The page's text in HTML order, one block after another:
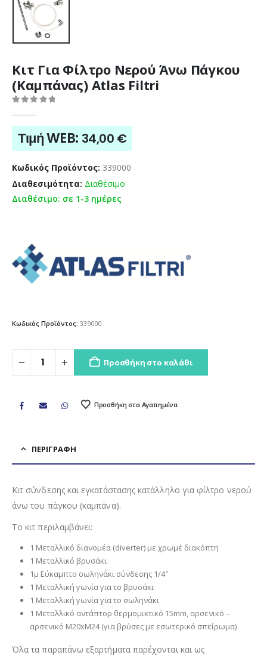
Κιτ Για Φίλτρο Νερού Άνω Πάγκου
(Καμπάνας) Atlas Filtri
Τιμή WEB: 34,00 €
Κωδικός Προϊόντος: 339000
Διαθεσιμότητα: Διαθέσιμο
Διαθέσιμο: σε 1-3 ημέρες
Κωδικός Προϊόντος: 339000
Προσθήκη στο καλάθι
Προσθήκη στα Αγαπημένα
ΠΕΡΙΓΡΑΦΉ
Κιτ σύνδεσης και εγκατάστασης κατάλληλο για φίλτρο νερού
άνω του πάγκου (καμπάνα).
Το κιτ περιλαμβάνει:
1 Μεταλλικό διανομέα (diverter) με χρωμέ διακόπτη
1 Μεταλλικό βρυσάκι
1μ Εύκαμπτο σωληνάκι σύνδεσης 1/4″
1 Μεταλλική γωνία για το βρυσάκι
1 Μεταλλική γωνία για το σωληνάκι
1 Μεταλλικό αντάπτορ θερμομικτικό 15mm, αρσενικό –
αρσενικό Μ20xΜ24 (για βρύσες με εσωτερικό σπείρωμα)
Όλα τα παραπάνω εξαρτήματα παρέχονται και ως